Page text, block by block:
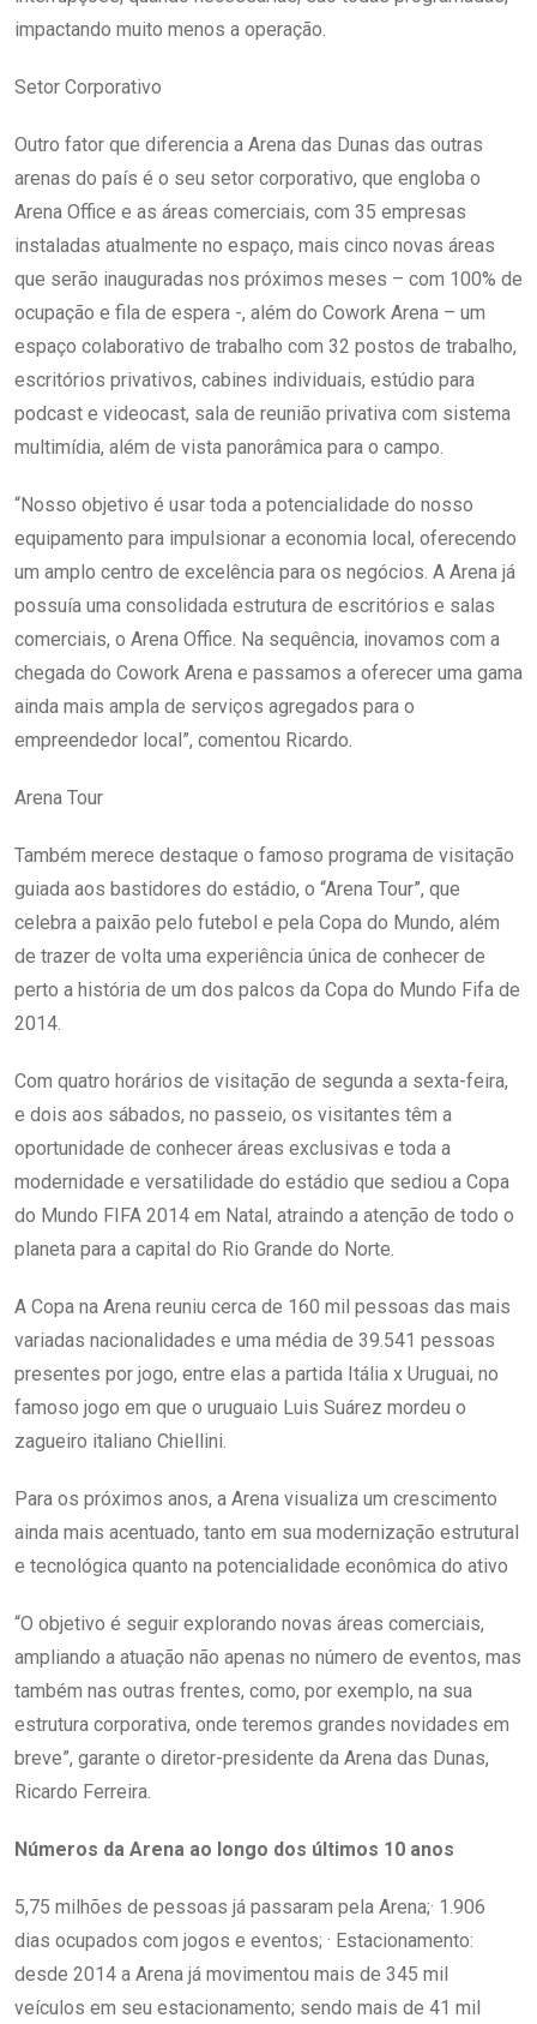
impactando muito menos a operação.
Setor Corporativo
Outro fator que diferencia a Arena das Dunas das outras
arenas do país é o seu setor corporativo, que engloba o
Arena Office e as áreas comerciais, com 35 empresas
instaladas atualmente no espaço, mais cinco novas áreas
que serão inauguradas nos próximos meses – com 100% de
ocupação e fila de espera -, além do Cowork Arena – um
espaço colaborativo de trabalho com 32 postos de trabalho,
escritórios privativos, cabines individuais, estúdio para
podcast e videocast, sala de reunião privativa com sistema
multimídia, além de vista panorâmica para o campo.
“Nosso objetivo é usar toda a potencialidade do nosso
equipamento para impulsionar a economia local, oferecendo
um amplo centro de excelência para os negócios. A Arena já
possuía uma consolidada estrutura de escritórios e salas
comerciais, o Arena Office. Na sequência, inovamos com a
chegada do Cowork Arena e passamos a oferecer uma gama
ainda mais ampla de serviços agregados para o
empreendedor local”, comentou Ricardo.
Arena Tour
Também merece destaque o famoso programa de visitação
guiada aos bastidores do estádio, o “Arena Tour”, que
celebra a paixão pelo futebol e pela Copa do Mundo, além
de trazer de volta uma experiência única de conhecer de
perto a história de um dos palcos da Copa do Mundo Fifa de
2014.
Com quatro horários de visitação de segunda a sexta-feira,
e dois aos sábados, no passeio, os visitantes têm a
oportunidade de conhecer áreas exclusivas e toda a
modernidade e versatilidade do estádio que sediou a Copa
do Mundo FIFA 2014 em Natal, atraindo a atenção de todo o
planeta para a capital do Rio Grande do Norte.
A Copa na Arena reuniu cerca de 160 mil pessoas das mais
variadas nacionalidades e uma média de 39.541 pessoas
presentes por jogo, entre elas a partida Itália x Uruguai, no
famoso jogo em que o uruguaio Luis Suárez mordeu o
zagueiro italiano Chiellini.
Para os próximos anos, a Arena visualiza um crescimento
ainda mais acentuado, tanto em sua modernização estrutural
e tecnológica quanto na potencialidade econômica do ativo
“O objetivo é seguir explorando novas áreas comerciais,
ampliando a atuação não apenas no número de eventos, mas
também nas outras frentes, como, por exemplo, na sua
estrutura corporativa, onde teremos grandes novidades em
breve”, garante o diretor-presidente da Arena das Dunas,
Ricardo Ferreira.
Números da Arena ao longo dos últimos 10 anos
5,75 milhões de pessoas já passaram pela Arena;· 1.906
dias ocupados com jogos e eventos; · Estacionamento:
desde 2014 a Arena já movimentou mais de 345 mil
veículos em seu estacionamento; sendo mais de 41 mil